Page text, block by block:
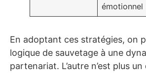
émotionnel
En adoptant ces stratégies, on
logique de sauvetage à une
partenariat. L’autre n’est plus